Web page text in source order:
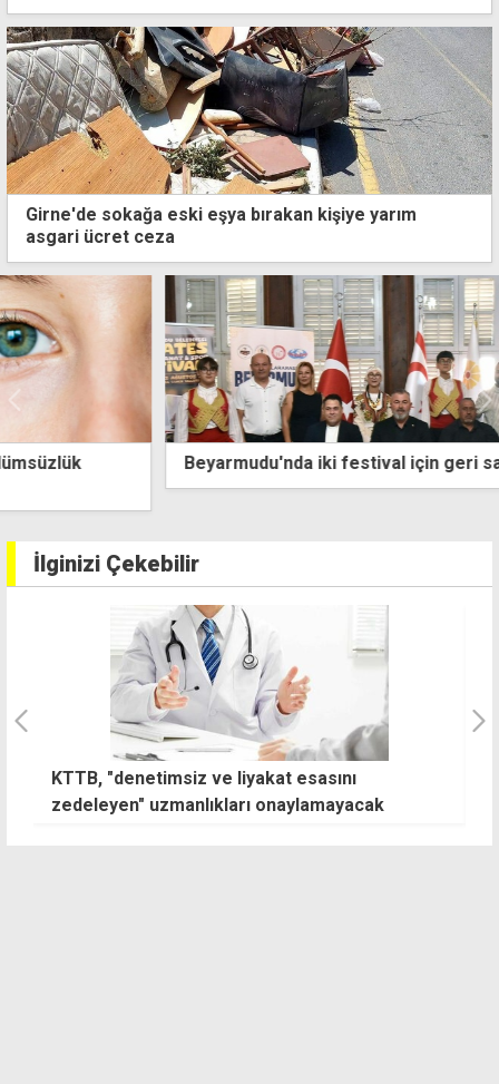
Girne'de sokağa eski eşya bırakan kişiye yarım
asgari ücret ceza
Beyarmudu'nda iki festival için geri sayım başladı
İlginizi Çekebilir
KTTB, "denetimsiz ve liyakat esasını
zedeleyen" uzmanlıkları onaylamayacak